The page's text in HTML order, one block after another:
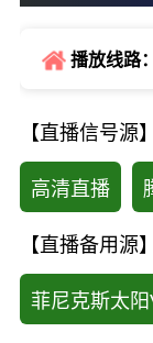
播放线路：
【直播信号源】
高清直播
【直播备用源】
菲尼克斯太